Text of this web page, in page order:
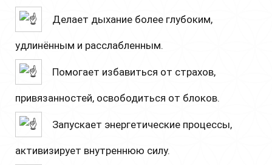
Делает дыхание более глубоким,
удлинённым и расслабленным.
Помогает избавиться от страхов,
привязанностей, освободиться от блоков.
Запускает энергетические процессы,
активизирует внутреннюю силу.